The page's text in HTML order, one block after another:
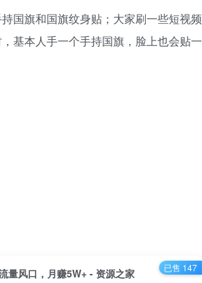
国旗和国旗纹身贴；大家刷一些短视频
基本人手一个手持国旗，脸上也会贴一
量风口，月赚5W+ - 资源之家 已售 147